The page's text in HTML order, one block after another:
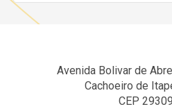
Avenida Bolivar de
Cachoeiro de
CEP